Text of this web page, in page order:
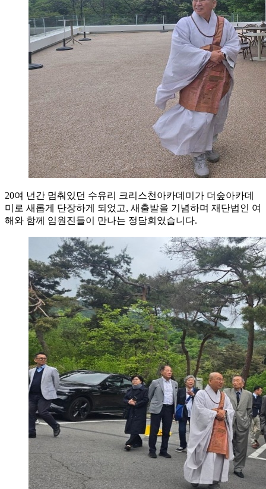
20여 년간 멈춰있던 수유리 크리스천아카데미가 더숲아카데
미로 새롭게 단장하게 되었고, 새출발을 기념하며 재단법인 여
해와 함께 임원진들이 만나는 정담회였습니다.